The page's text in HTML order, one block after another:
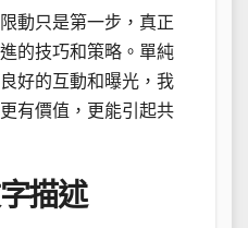
動只是第一步，真正
的技巧和策略。單純
好的互動和曝光，我
有價值，更能引起共
描述